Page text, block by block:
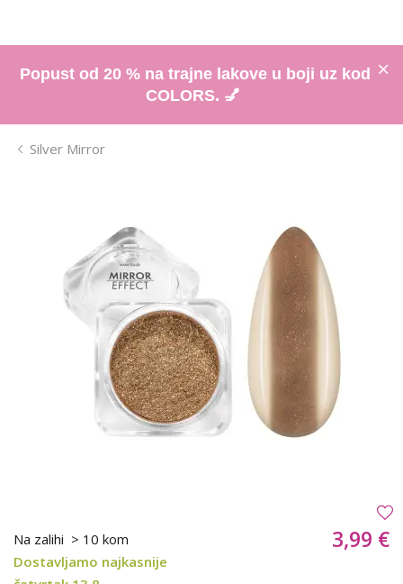
Popust od 20 % na trajne lakove u boji uz kod
COLORS. 💅
Silver Mirror
Na zalihi > 10 kom
Dostavljamo najkasnije
3,99 €